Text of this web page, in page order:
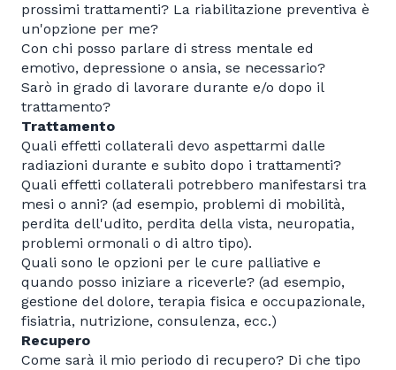
prossimi trattamenti? La riabilitazione preventiva è
un'opzione per me?
Con chi posso parlare di stress mentale ed
emotivo, depressione o ansia, se necessario?
Sarò in grado di lavorare durante e/o dopo il
trattamento?
Trattamento
Quali effetti collaterali devo aspettarmi dalle
radiazioni durante e subito dopo i trattamenti?
Quali effetti collaterali potrebbero manifestarsi tra
mesi o anni? (ad esempio, problemi di mobilità,
perdita dell'udito, perdita della vista, neuropatia,
problemi ormonali o di altro tipo).
Quali sono le opzioni per le cure palliative e
quando posso iniziare a riceverle? (ad esempio,
gestione del dolore, terapia fisica e occupazionale,
fisiatria, nutrizione, consulenza, ecc.)
Recupero
Come sarà il mio periodo di recupero? Di che tipo